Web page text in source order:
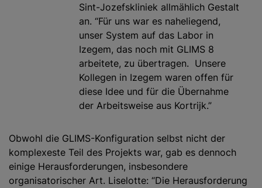
Sint-Jozefskliniek allmählich Gestalt
an. “Für uns war es naheliegend,
unser System auf das Labor in
Izegem, das noch mit GLIMS 8
arbeitete, zu übertragen. Unsere
Kollegen in Izegem waren offen für
diese Idee und für die Übernahme
der Arbeitsweise aus Kortrijk.”
Obwohl die GLIMS-Konfiguration selbst nicht der
komplexeste Teil des Projekts war, gab es dennoch
einige Herausforderungen, insbesondere
organisatorischer Art. Liselotte: “Die Herausforderung